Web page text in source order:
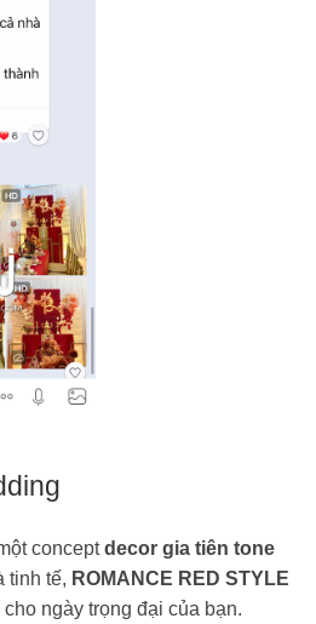
conceptdecor gia tiên tone
tinh tế, ROMANCE RED STYLE
ngày trọng đại của bạn.